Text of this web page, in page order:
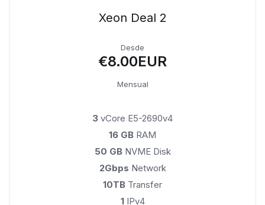
Xeon Deal 2
Desde
€8.00EUR
Mensual
3 vCore E5-2690v4
16 GB RAM
50 GBNVME Disk
2Gbps Network
10TB Transfer
1IPv4